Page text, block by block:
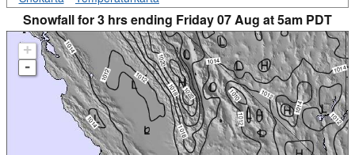
Snowfall for 3 hrs ending Friday 07 Aug at 5am PDT
+
-